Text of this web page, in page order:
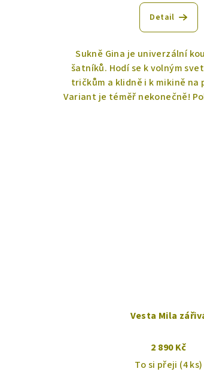
Detail
Sukně Gina je univerzální
šatníků. Hodí se k volným
tričkům a klidně i k mikině na
Variant je téměř nekonečně!
Vesta Mila
2 890 Kč
To si přeji (4 ks)